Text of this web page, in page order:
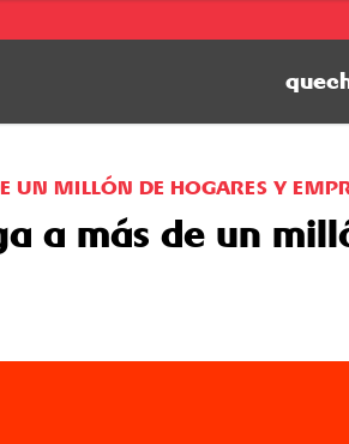
UN MILLÓN DE HOGARES Y
a más de un